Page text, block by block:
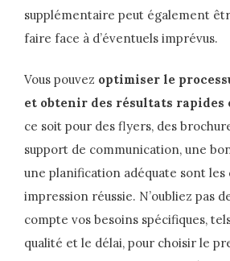
supplémentaire peut également
faire face à d’éventuels imprévus.
Vous pouvez optimiser le
et obtenir des résultats rapides
ce soit pour des flyers, des
support de communication, une
une planification adéquate sont les
impression réussie. N’oubliez pas
compte vos besoins spécifiques,
qualité et le délai, pour choisir le